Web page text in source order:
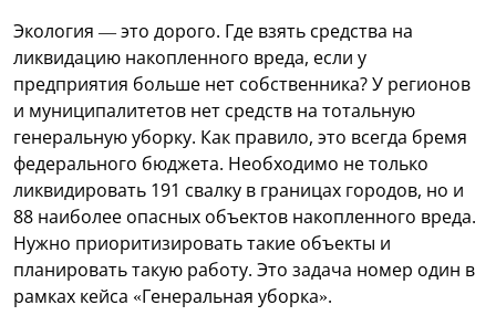
Экология — это дорого. Где взять средства на
ликвидацию накопленного вреда, если у
предприятия больше нет собственника? У регионов
и муниципалитетов нет средств на тотальную
генеральную уборку. Как правило, это всегда бремя
федерального бюджета. Необходимо не только
ликвидировать 191 свалку в границах городов, но и
88 наиболее опасных объектов накопленного вреда.
Нужно приоритизировать такие объекты и
планировать такую работу. Это задача номер один в
рамках кейса «Генеральная уборка».